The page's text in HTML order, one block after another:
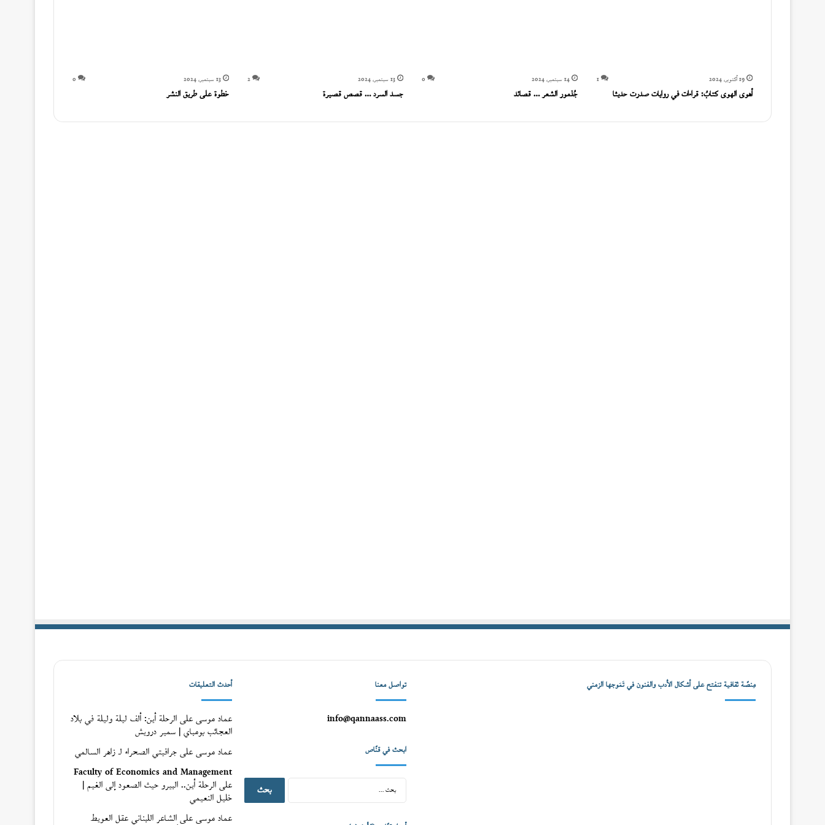
19 أكتوبر، 2024 1
أهوى الهوى كتابُ: قراءات في روايات صدرت حديثا
14 سبتمبر، 2024 0
جُذمور الشعر … قصائد
13 سبتمبر، 2024 2
جسد السرد … قصص قصيرة
13 سبتمبر، 2024 0
خطوة على طريق النشر
مِنصّة ثقافية تنفتح على أشكال الأدب والفنون في تَمَوجها الزمني تواصل معنا
info@qannaass.com
ابحث في قنّاص
البحث
عن:
أحدث التعليقات
عماد موسىعلىالرحلة أين: ألف ليلة وليلة في بلاد
العجائب بومباي | سمير درويش
عماد موسىعلىجرافيتي الصحراء لـ زاهر السالمي
Faculty of Economics and Management
علىالرحلة أين.. البيرو حيث الصعود إلى الغيم |
خليل النعيمي
عماد موسىعلىالشاعر اللبناني عقل العويط